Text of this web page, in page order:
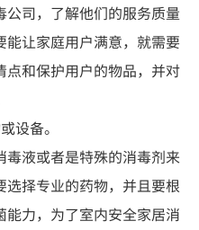
司，了解他们的服务质量
让家庭用户满意，就需要
和保护用户的物品，并对
设备。
液或者是特殊的消毒剂来
择专业的药物，并且要根
力，为了室内安全家居消